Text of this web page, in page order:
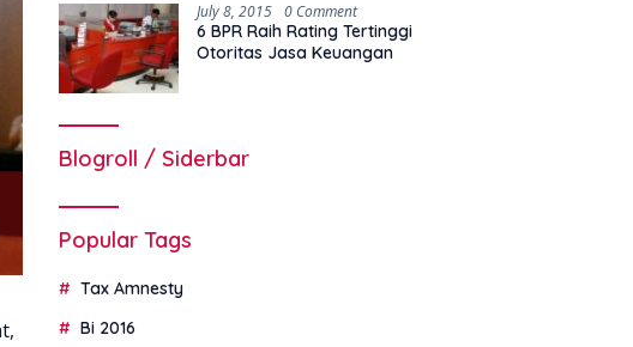
July 8, 2015 0 Comment
6 BPR Raih Rating Tertinggi
Otoritas Jasa Keuangan
Blogroll / Siderbar
Popular Tags
Tax Amnesty
Bi 2016